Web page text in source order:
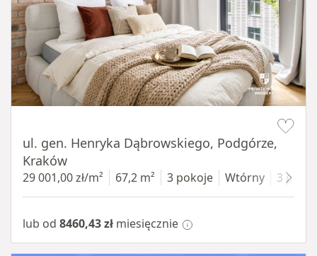
ul. gen. Henryka Dąbrowskiego, Podgórze,
Kraków
29 001,00 zł/m² 67,2 m² 3 pokoje Wtórny 3
lub od 8460,43 zł miesięcznie